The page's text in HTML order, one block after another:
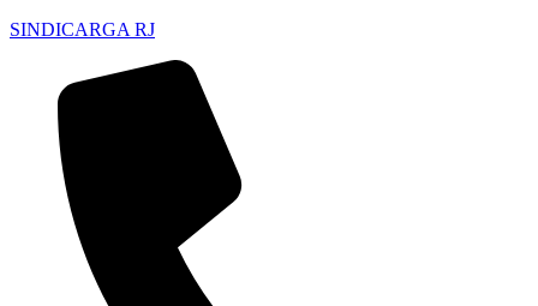
SINDICARGA RJ